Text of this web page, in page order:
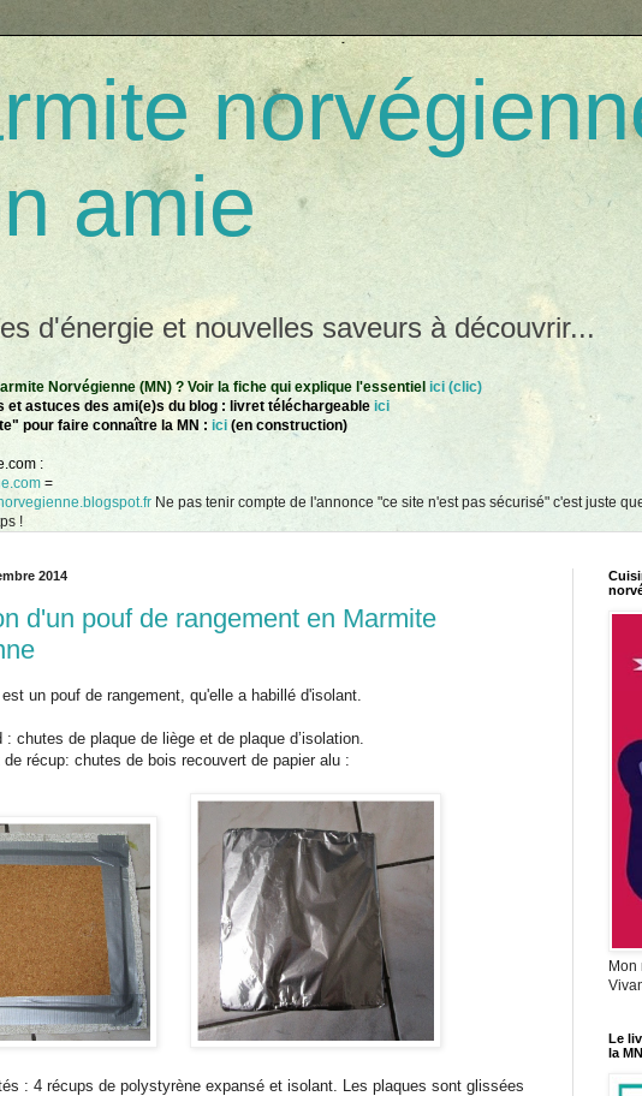
amie
d'énergie et nouvelles saveurs à découvrir...
Norvégienne (MN) ? Voir la fiche qui explique l'essentiel ici (clic)
et astuces des ami(e)s du blog : livret téléchargeable ici
pour faire connaître la MN : ici (en construction)
:
=
Ne pas tenir compte de l'annonce "ce site n'est pas sécurisé" c'est juste
!
2014
d'un pouf de rangement en Marmite
un pouf de rangement, qu'elle a habillé d'isolant.
chutes de plaque de liège et de plaque d’isolation.
récup: chutes de bois recouvert de papier alu :
: 4 récups de polystyrène expansé et isolant. Les plaques sont glissées
Mon
Le
la